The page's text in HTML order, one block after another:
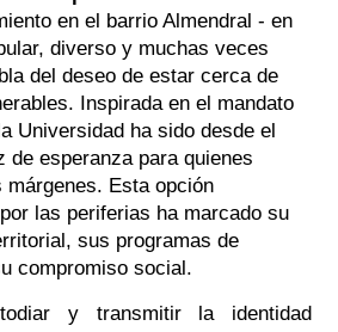
en el barrio Almendral - en
diverso y muchas veces
del deseo de estar cerca de
Inspirada en el mandato
Universidad ha sido desde el
de esperanza para quienes
Esta opción
las periferias ha marcado su
sus programas de
compromiso social.
y transmitir la identidad